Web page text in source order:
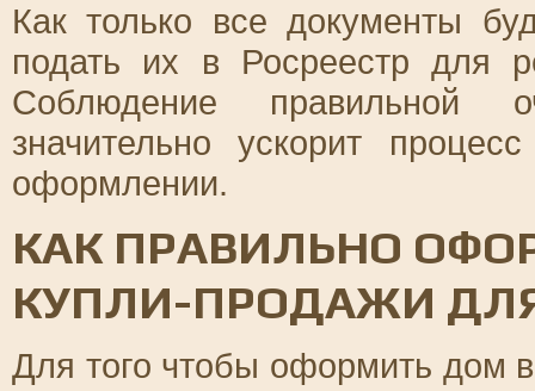
Как только все документы
подать их в Росреестр для
Соблюдение правильной
значительно ускорит
оформлении.
КАК ПРАВИЛЬНО
КУПЛИ-ПРОДАЖИ
Для того чтобы оформить дом